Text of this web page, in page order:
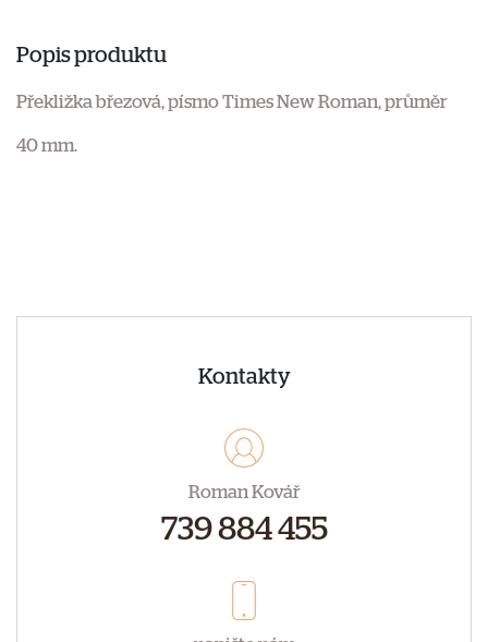
Popis produktu
Překližka březová, písmo Times New Roman, průměr
40 mm.
Kontakty
Roman Kovář
739 884 455